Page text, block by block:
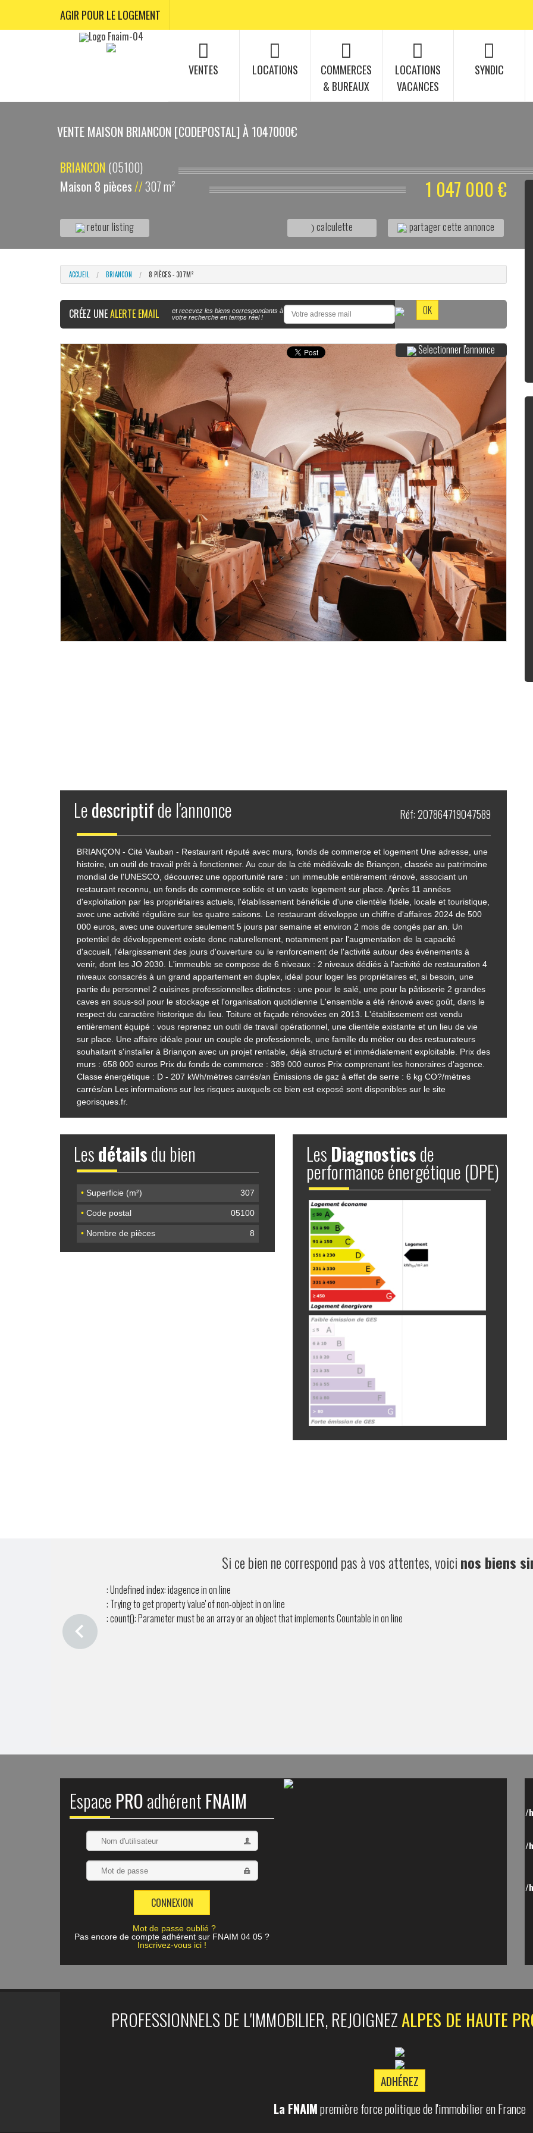
AGIR POUR LE LOGEMENT
VENTES LOCATIONS
COMMERCES
& BUREAUX
LOCATIONS
VACANCES
SYNDIC
VENTE MAISON BRIANCON [CODEPOSTAL] À 1047000€
BRIANCON (05100)
Maison 8 pièces //307 m² 1 047 000 €
retour listing calculette partager cette annonce
ACCUEIL BRIANCON 8 PIÈCES - 307M²
CRÉEZ UNEALERTE EMAIL
et recevez les biens correspondants à
votre recherche en temps réel !
Selectionner l'annonce
Ledescriptifde l'annonce Réf: 207864719047589
BRIANÇON - Cité Vauban - Restaurant réputé avec murs, fonds de commerce et logement Une adresse, une
histoire, un outil de travail prêt à fonctionner. Au cour de la cité médiévale de Briançon, classée au patrimoine
mondial de l'UNESCO, découvrez une opportunité rare : un immeuble entièrement rénové, associant un
restaurant reconnu, un fonds de commerce solide et un vaste logement sur place. Après 11 années
d'exploitation par les propriétaires actuels, l'établissement bénéficie d'une clientèle fidèle, locale et touristique,
avec une activité régulière sur les quatre saisons. Le restaurant développe un chiffre d'affaires 2024 de 500
000 euros, avec une ouverture seulement 5 jours par semaine et environ 2 mois de congés par an. Un
potentiel de développement existe donc naturellement, notamment par l'augmentation de la capacité
d'accueil, l'élargissement des jours d'ouverture ou le renforcement de l'activité autour des événements à
venir, dont les JO 2030. L'immeuble se compose de 6 niveaux : 2 niveaux dédiés à l'activité de restauration 4
niveaux consacrés à un grand appartement en duplex, idéal pour loger les propriétaires et, si besoin, une
partie du personnel 2 cuisines professionnelles distinctes : une pour le salé, une pour la pâtisserie 2 grandes
caves en sous-sol pour le stockage et l'organisation quotidienne L'ensemble a été rénové avec goût, dans le
respect du caractère historique du lieu. Toiture et façade rénovées en 2013. L'établissement est vendu
entièrement équipé : vous reprenez un outil de travail opérationnel, une clientèle existante et un lieu de vie
sur place. Une affaire idéale pour un couple de professionnels, une famille du métier ou des restaurateurs
souhaitant s'installer à Briançon avec un projet rentable, déjà structuré et immédiatement exploitable. Prix des
murs : 658 000 euros Prix du fonds de commerce : 389 000 euros Prix comprenant les honoraires d'agence.
Classe énergétique : D - 207 kWh/mètres carrés/an Émissions de gaz à effet de serre : 6 kg CO?/mètres
carrés/an Les informations sur les risques auxquels ce bien est exposé sont disponibles sur le site
georisques.fr.
Lesdétailsdu bien
•Superficie (m²) 307
•Code postal 05100
•Nombre de pièces 8
Les Diagnosticsde
performance énergétique (DPE)
Si ce bien ne correspond pas à vos attentes, voicinos biens
: Undefined index: idagence inon line
: Trying to get property 'value' of non-object inon line
: count(): Parameter must be an array or an object that implements Countable inon line
Espace PROadhérent FNAIM
Mot de passe oublié ?
Pas encore de compte adhérent sur FNAIM 04 05 ?
Inscrivez-vous ici !
/
/
/
PROFESSIONNELS DE L'IMMOBILIER, REJOIGNEZALPES DE HAUTE
ADHÉREZ
La FNAIMpremière force politique de l'immobilier en France